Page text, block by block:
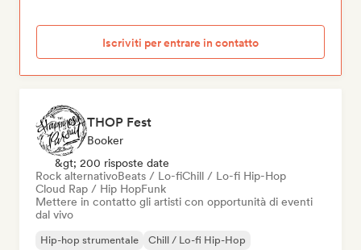
Iscriviti per entrare in contatto
THOP Fest
Booker
&gt; 200 risposte date
Rock alternativoBeats / Lo-fiChill / Lo-fi Hip-Hop
Cloud Rap / Hip HopFunk
Mettere in contatto gli artisti con opportunità di eventi
dal vivo
Hip-hop strumentale
Chill / Lo-fi Hip-Hop